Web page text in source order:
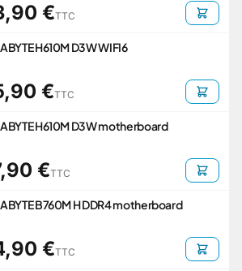
€TTC
H610M D3W WIFI6
€TTC
H610M D3W motherboard
€TTC
B760M H DDR4 motherboard
€TTC